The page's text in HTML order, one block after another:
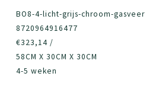
BO8-4-licht-grijs-chroom-gasveer
8720964916477
€323,14 /
58CM X 30CM X 30CM
4-5 weken